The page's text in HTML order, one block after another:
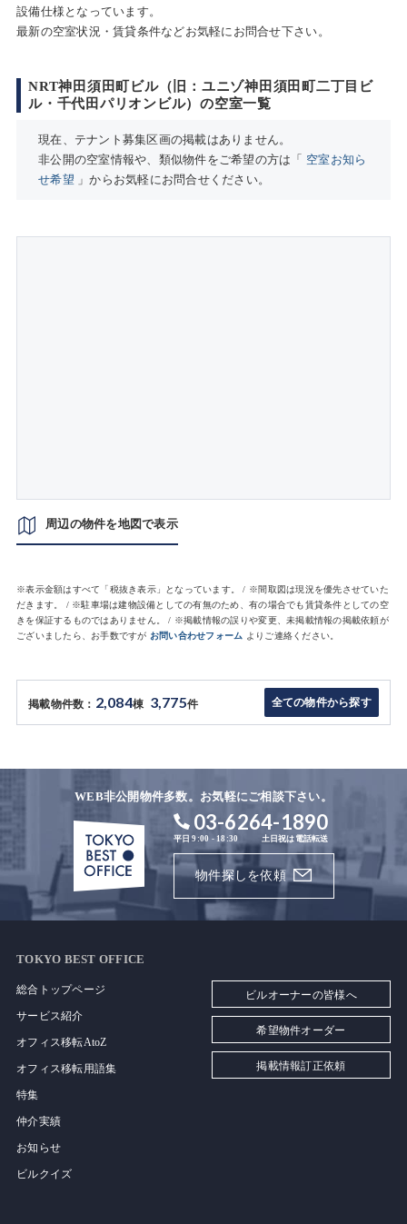
設備仕様となっています。
最新の空室状況・賃貸条件などお気軽にお問合せ下さい。
NRT神田須田町ビル（旧：ユニゾ神田須田町二丁目ビ
ル・千代田パリオンビル）の空室一覧
現在、テナント募集区画の掲載はありません。
非公開の空室情報や、類似物件をご希望の方は「 空室お知ら
せ希望 」からお気軽にお問合せください。
周辺の物件を地図で表示
※表示金額はすべて「税抜き表示」となっています。 / ※間取図は現況を優先させていた
だきます。 / ※駐車場は建物設備としての有無のため、有の場合でも賃貸条件としての空
きを保証するものではありません。 / ※掲載情報の誤りや変更、未掲載情報の掲載依頼が
ございましたら、お手数ですが お問い合わせフォーム よりご連絡ください。
掲載物件数： 2,084棟 3,775件 全ての物件から探す
WEB非公開物件多数。お気軽にご相談下さい。
03-6264-1890
平日 9:00 - 18:30 土日祝は電話転送
物件探しを依頼
TOKYO BEST OFFICE
総合トップページ
サービス紹介
オフィス移転AtoZ
オフィス移転用語集
特集
仲介実績
お知らせ
ビルクイズ
ビルオーナーの皆様へ
希望物件オーダー
掲載情報訂正依頼